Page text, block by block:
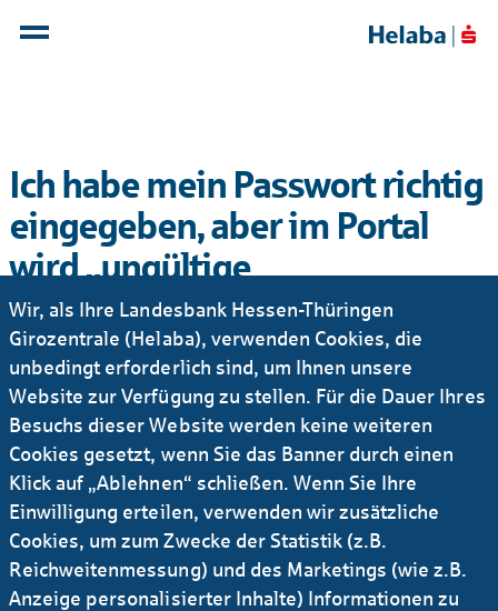
Ich habe mein Passwort richtig
eingegeben, aber im Portal
wird „ungültige
Anmeldedaten“ angezeigt.
Dies kann mehrere Ursachen haben. Bitte prüfen Sie
Folgendes:
Haben Sie Ihre Benutzer-ID korrekt eingegeben?
Haben Sie Ihr Passwort kürzlich geändert?
Benutzen Sie das richtige photoTAN-Lesegerät?
Haben Sie sich über einen längeren Zeitraum
(länger als 6 Monate) nicht im Webbanking
angemeldet?
Wir, als Ihre Landesbank Hessen-Thüringen
Girozentrale (Helaba), verwenden Cookies, die
unbedingt erforderlich sind, um Ihnen unsere
Website zur Verfügung zu stellen. Für die Dauer Ihres
Besuchs dieser Website werden keine weiteren
Cookies gesetzt, wenn Sie das Banner durch einen
Klick auf „Ablehnen“ schließen. Wenn Sie Ihre
Einwilligung erteilen, verwenden wir zusätzliche
Cookies, um zum Zwecke der Statistik (z.B.
Reichweitenmessung) und des Marketings (wie z.B.
Anzeige personalisierter Inhalte) Informationen zu